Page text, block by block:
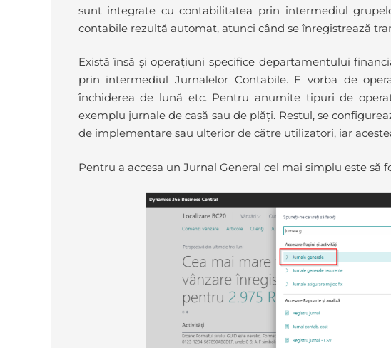
sunt integrate cu contabilitatea prin intermediul
contabile rezultă automat, atunci când se înregistrează
Există însă și operațiuni specifice departamentului
prin intermediul Jurnalelor Contabile. E vorba de
închiderea de lună etc. Pentru anumite tipuri de
exemplu jurnale de casă sau de plăți. Restul, se
de implementare sau ulterior de către utilizatori, iar
Pentru a accesa un Jurnal General cel mai simplu este să